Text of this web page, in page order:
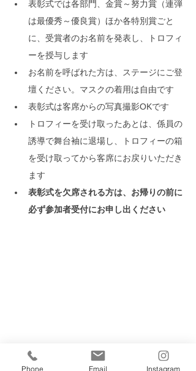
表彰式では各部門、金賞～努力賞（連弾
は最優秀～優良賞）ほか各特別賞ごと
に、受賞者のお名前を発表し、トロフィ
ーを授与します
お名前を呼ばれた方は、ステージにご登
壇ください。マスクの着用は自由です
表彰式は客席からの写真撮影OKです
トロフィーを受け取ったあとは、係員の
誘導で舞台袖に退場し、トロフィーの箱
を受け取ってから客席にお戻りいただき
ます
表彰式を欠席される方は、お帰りの前に
必ず参加者受付にお申し出ください
Phone Email Instagram